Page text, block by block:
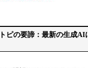
の要諦：最新の生成AI